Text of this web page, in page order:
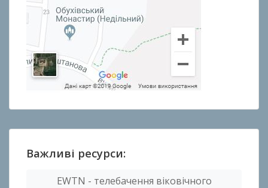
Важливі ресурси:
EWTN - телебачення віковічного